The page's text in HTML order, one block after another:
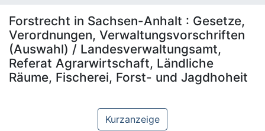
Statistiken
Forstrecht in Sachsen-Anhalt : Gesetze,
Verordnungen, Verwaltungsvorschriften
(Auswahl) / Landesverwaltungsamt,
Referat Agrarwirtschaft, Ländliche
Räume, Fischerei, Forst- und Jagdhoheit
Kurzanzeige